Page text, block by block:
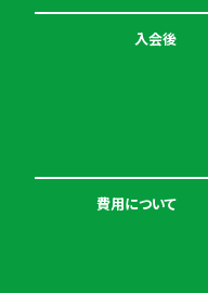
入会後
費用について